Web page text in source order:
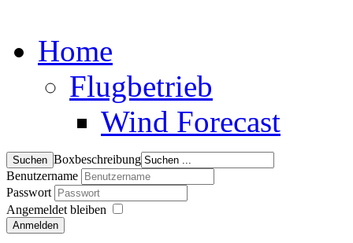
Home
Flugbetrieb
Wind Forecast
Boxbeschreibung
Benutzername
Passwort
Angemeldet bleiben
Anmelden